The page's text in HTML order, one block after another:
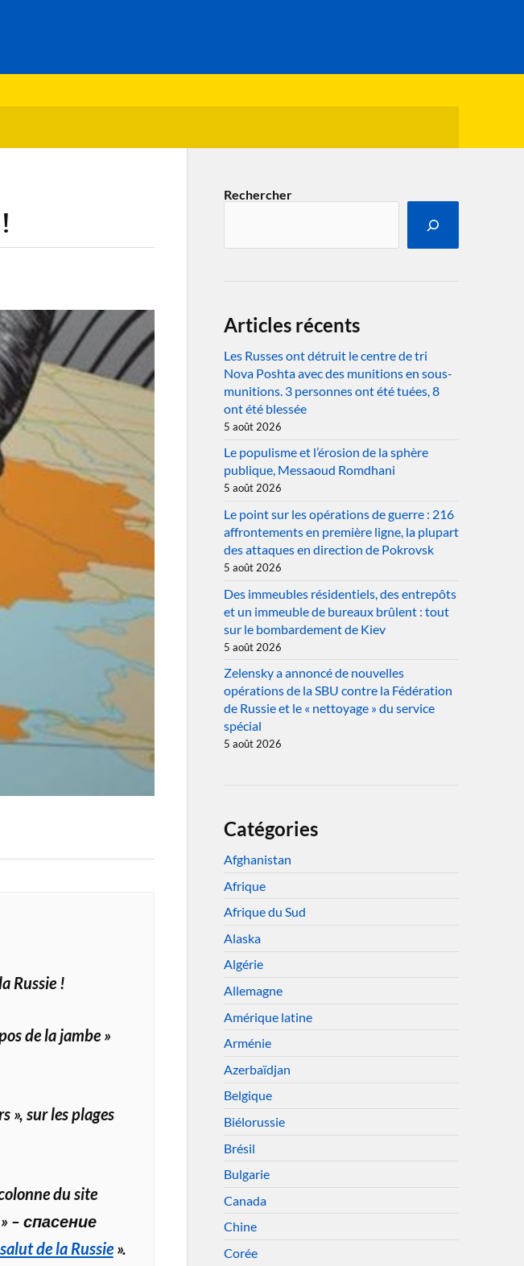
Russie !
de la jambe »
», sur les plages
du site
– спасение
salut de la Russie».
Rechercher
Articles récents
Les Russes ont détruit le centre de tri
Nova Poshta avec des munitions en sous-
munitions. 3 personnes ont été tuées, 8
ont été blessée
5 août 2026
Le populisme et l’érosion de la sphère
publique, Messaoud Romdhani
5 août 2026
Le point sur les opérations de guerre : 216
affrontements en première ligne, la plupart
des attaques en direction de Pokrovsk
5 août 2026
Des immeubles résidentiels, des entrepôts
et un immeuble de bureaux brûlent : tout
sur le bombardement de Kiev
5 août 2026
Zelensky a annoncé de nouvelles
opérations de la SBU contre la Fédération
de Russie et le « nettoyage » du service
spécial
5 août 2026
Catégories
Afghanistan
Afrique
Afrique du Sud
Alaska
Algérie
Allemagne
Amérique latine
Arménie
Azerbaïdjan
Belgique
Biélorussie
Brésil
Bulgarie
Canada
Chine
Corée